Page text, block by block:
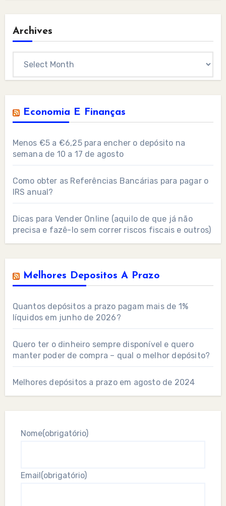
Archives
Economia E Finanças
Menos €5 a €6,25 para encher o depósito na
semana de 10 a 17 de agosto
Como obter as Referências Bancárias para pagar o
IRS anual?
Dicas para Vender Online (aquilo de que já não
precisa e fazê-lo sem correr riscos fiscais e outros)
Melhores Depositos A Prazo
Quantos depósitos a prazo pagam mais de 1%
líquidos em junho de 2026?
Quero ter o dinheiro sempre disponível e quero
manter poder de compra – qual o melhor depósito?
Melhores depósitos a prazo em agosto de 2024
Nome(obrigatório)
Email(obrigatório)